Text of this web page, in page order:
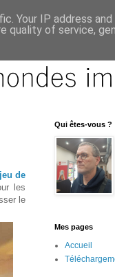
de
les
le
Qui êtes-vous ?
Mes pages
Accueil
Your IP address
quality of service,